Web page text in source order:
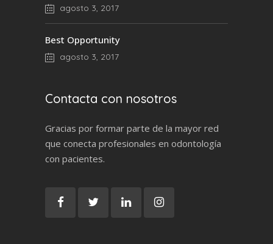
agosto 3, 2017
Best Opportunity
agosto 3, 2017
Contacta con nosotros
Gracias por formar parte de la mayor red
que conecta profesionales en odontología
con pacientes.